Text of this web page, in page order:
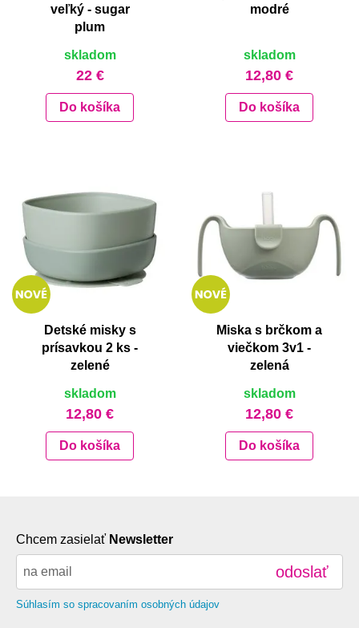
veľký - sugar
plum
skladom
22 €
Do košíka
modré
skladom
12,80 €
Do košíka
Detské misky s
prísavkou 2 ks -
zelené
skladom
12,80 €
Do košíka
Miska s brčkom a
viečkom 3v1 -
zelená
skladom
12,80 €
Do košíka
Chcem zasielať Newsletter
odoslať
Súhlasím so spracovaním osobných údajov